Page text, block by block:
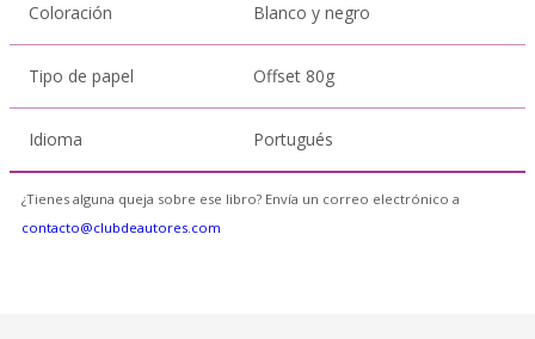
Coloración Blanco y negro
Tipo de papel Offset 80g
Idioma Portugués
¿Tienes alguna queja sobre ese libro? Envía un correo electrónico a
contacto@clubdeautores.com